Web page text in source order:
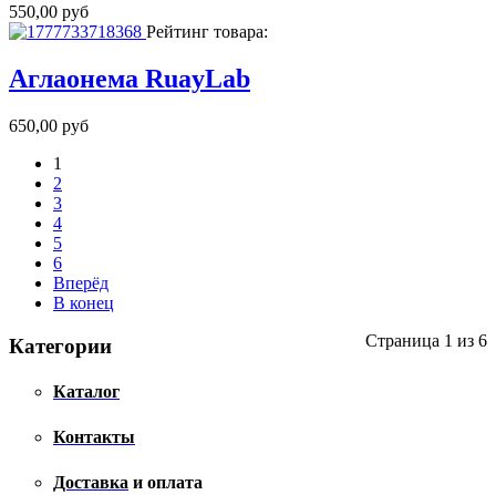
550,00 руб
Рейтинг товара:
Аглаонема RuayLab
650,00 руб
1
2
3
4
5
6
Вперёд
В конец
Страница 1 из 6
Категории
Каталог
Контакты
Доставка и оплата